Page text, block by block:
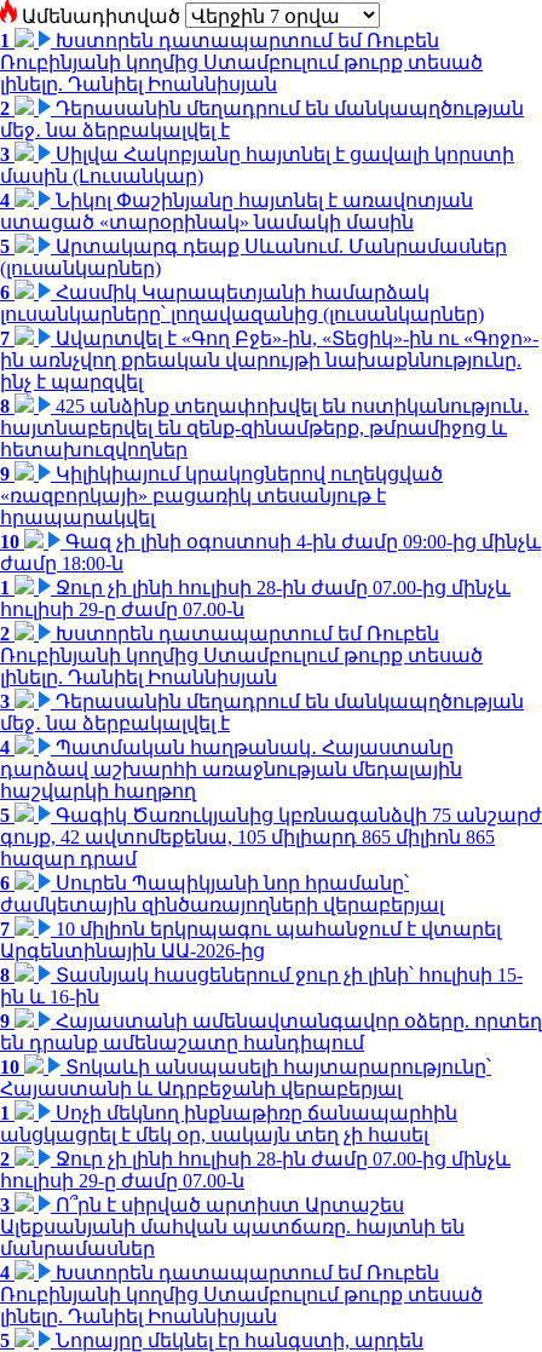
Ամենադիտված
1
Խստորեն դատապարտում եմ Ռուբեն
Ռուբինյանի կողմից Ստամբուլում թուրք տեսած
լինելը. Դանիել Իոաննիսյան
2
Դերասանին մեղադրում են մանկապղծության
մեջ․ նա ձերբակալվել է
3
Սիլվա Հակոբյանը հայտնել է ցավալի կորստի
մասին (Լուսանկար)
4
Նիկոլ Փաշինյանը հայտնել է առավոտյան
ստացած «տարօրինակ» նամակի մասին
5
Արտակարգ դեպք Սևանում. Մանրամասներ
(լուսանկարներ)
6
Հասմիկ Կարապետյանի համարձակ
լուսանկարները՝ լողավազանից (լուսանկարներ)
7
Ավարտվել է «Գող Բջե»-ին, «Տեցիկ»-ին ու «Գոջո»-
ին առնչվող քրեական վարույթի նախաքննությունը.
ինչ է պարզվել
8
425 անձինք տեղափոխվել են ոստիկանություն․
հայտնաբերվել են զենք-զինամթերք, թմրամիջոց և
հետախուզվողներ
9
Կիլիկիայում կրակոցներով ուղեկցված
«ռազբորկայի» բացառիկ տեսանյութ է
հրապարակվել
10
Գազ չի լինի օգոստոսի 4-ին ժամը 09:00-ից մինչև
ժամը 18:00-ն
1
Ջուր չի լինի հուլիսի 28-ին ժամը 07.00-ից մինչև
հուլիսի 29-ը ժամը 07.00-ն
2
Խստորեն դատապարտում եմ Ռուբեն
Ռուբինյանի կողմից Ստամբուլում թուրք տեսած
լինելը. Դանիել Իոաննիսյան
3
Դերասանին մեղադրում են մանկապղծության
մեջ․ նա ձերբակալվել է
4
Պատմական հաղթանակ․ Հայաստանը
դարձավ աշխարհի առաջնության մեդալային
հաշվարկի հաղթող
5
Գագիկ Ծառուկյանից կբռնագանձվի 75 անշարժ
գույք, 42 ավտոմեքենա, 105 միլիարդ 865 միլիոն 865
հազար դրամ
6
Սուրեն Պապիկյանի նոր հրամանը՝
ժամկետային զինծառայողների վերաբերյալ
7
10 միլիոն երկրպագու պահանջում է վտարել
Արգենտինային ԱԱ-2026-ից
8
Տասնյակ հասցեներում ջուր չի լինի՝ հուլիսի 15-
ին և 16-ին
9
Հայաստանի ամենավտանգավոր օձերը. որտեղ
են դրանք ամենաշատը հանդիպում
10
Տոկաևի անսպասելի հայտարարությունը՝
Հայաստանի և Ադրբեջանի վերաբերյալ
1
Սոչի մեկնող ինքնաթիռը ճանապարհին
անցկացրել է մեկ օր, սակայն տեղ չի հասել
2
Ջուր չի լինի հուլիսի 28-ին ժամը 07.00-ից մինչև
հուլիսի 29-ը ժամը 07.00-ն
3
Ո՞րն է սիրված արտիստ Արտաշես
Ալեքսանյանի մահվան պատճառը. հայտնի են
մանրամասներ
4
Խստորեն դատապարտում եմ Ռուբեն
Ռուբինյանի կողմից Ստամբուլում թուրք տեսած
լինելը. Դանիել Իոաննիսյան
5
Նորայրը մեկնել էր հանգստի, արդեն